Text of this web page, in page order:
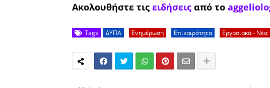
Ακολουθήστε τις ειδήσεις από το
Tags ΔΥΠΑ Ενημέρωση Επικαιρότητα Εργασιακά - Νέα